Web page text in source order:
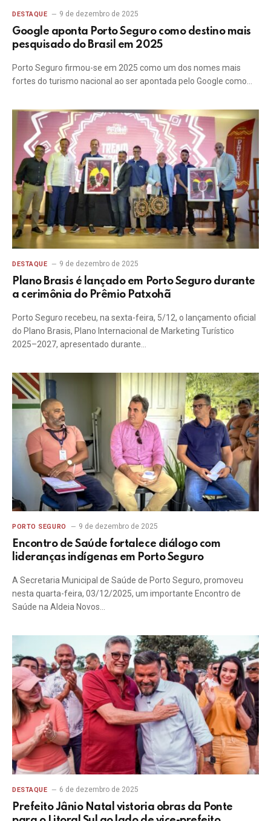
DESTAQUE 9 de dezembro de 2025
Google aponta Porto Seguro como destino mais
pesquisado do Brasil em 2025
Porto Seguro firmou-se em 2025 como um dos nomes mais
fortes do turismo nacional ao ser apontada pelo Google como…
DESTAQUE 9 de dezembro de 2025
Plano Brasis é lançado em Porto Seguro durante
a cerimônia do Prêmio Patxohã
Porto Seguro recebeu, na sexta-feira, 5/12, o lançamento oficial
do Plano Brasis, Plano Internacional de Marketing Turístico
2025–2027, apresentado durante…
PORTO SEGURO 9 de dezembro de 2025
Encontro de Saúde fortalece diálogo com
lideranças indígenas em Porto Seguro
A Secretaria Municipal de Saúde de Porto Seguro, promoveu
nesta quarta-feira, 03/12/2025, um importante Encontro de
Saúde na Aldeia Novos…
DESTAQUE 6 de dezembro de 2025
Prefeito Jânio Natal vistoria obras da Ponte